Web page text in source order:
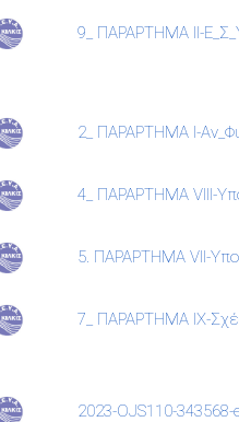
9_ ΠΑΡΑΡΤΗΜΑ ΙΙ-
2_ ΠΑΡΑΡΤΗΜΑ Ι-
4_ ΠΑΡΑΡΤΗΜΑ VIII-
5. ΠΑΡΑΡΤΗΜΑ VII-
7_ ΠΑΡΑΡΤΗΜΑ ΙΧ-
2023-OJS110-343568-